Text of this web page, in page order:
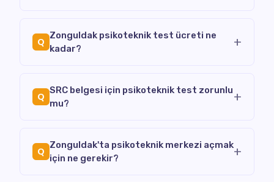
Q
Zonguldak psikoteknik test ücreti ne
kadar?
+
Q
SRC belgesi için psikoteknik test zorunlu
mu?
+
Q
Zonguldak'ta psikoteknik merkezi açmak
için ne gerekir?
+